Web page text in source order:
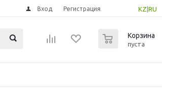
KZ RU
Вход Регистрация
Корзина
пуста